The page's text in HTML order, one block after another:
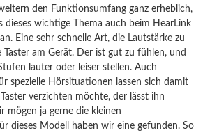
den Funktionsumfang ganz erheblich,
dieses wichtige Thema auch beim HearLink
Eine sehr schnelle Art, die Lautstärke zu
Taster am Gerät. Der ist gut zu fühlen, und
lauter oder leiser stellen. Auch
spezielle Hörsituationen lassen sich damit
verzichten möchte, der lässt ihn
mögen ja gerne die kleinen
dieses Modell haben wir eine gefunden. So